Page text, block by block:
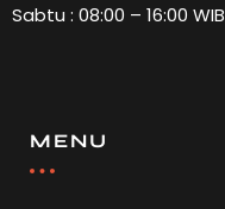
Sabtu : 08:00 – 16:00 WIB
MENU